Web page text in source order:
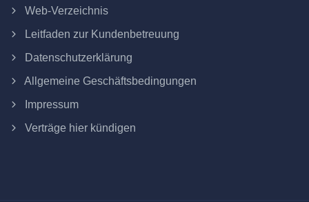
Web-Verzeichnis
Leitfaden zur Kundenbetreuung
Datenschutzerklärung
Allgemeine Geschäftsbedingungen
Impressum
Verträge hier kündigen